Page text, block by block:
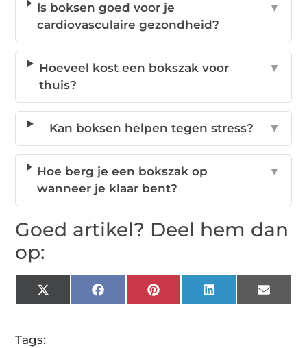
Is boksen goed voor je
cardiovasculaire gezondheid?
▼
Hoeveel kost een bokszak voor
thuis?
▼
Kan boksen helpen tegen stress? ▼
Hoe berg je een bokszak op
wanneer je klaar bent?
▼
Goed artikel? Deel hem dan
op:
X
(Twitter)
FacebookPinterestLinkedIn Email
Tags: